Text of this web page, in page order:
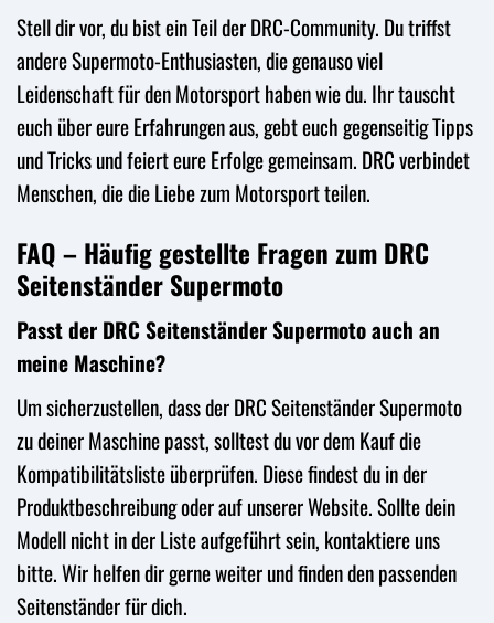
Stell dir vor, du bist ein Teil der DRC-Community. Du triffst
andere Supermoto-Enthusiasten, die genauso viel
Leidenschaft für den Motorsport haben wie du. Ihr tauscht
euch über eure Erfahrungen aus, gebt euch gegenseitig Tipps
und Tricks und feiert eure Erfolge gemeinsam. DRC verbindet
Menschen, die die Liebe zum Motorsport teilen.
FAQ – Häufig gestellte Fragen zum DRC
Seitenständer Supermoto
Passt der DRC Seitenständer Supermoto auch an
meine Maschine?
Um sicherzustellen, dass der DRC Seitenständer Supermoto
zu deiner Maschine passt, solltest du vor dem Kauf die
Kompatibilitätsliste überprüfen. Diese findest du in der
Produktbeschreibung oder auf unserer Website. Sollte dein
Modell nicht in der Liste aufgeführt sein, kontaktiere uns
bitte. Wir helfen dir gerne weiter und finden den passenden
Seitenständer für dich.